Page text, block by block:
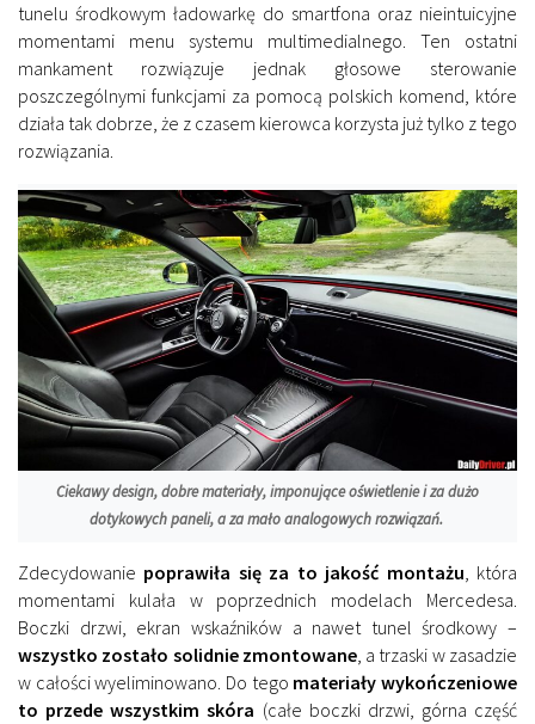
tunelu środkowym ładowarkę do smartfona oraz nieintuicyjne
momentami menu systemu multimedialnego. Ten ostatni
mankament rozwiązuje jednak głosowe sterowanie
poszczególnymi funkcjami za pomocą polskich komend, które
działa tak dobrze, że z czasem kierowca korzysta już tylko z tego
rozwiązania.
Ciekawy design, dobre materiały, imponujące oświetlenie i za dużo
dotykowych paneli, a za mało analogowych rozwiązań.
Zdecydowanie poprawiła się za to jakość montażu, która
momentami kulała w poprzednich modelach Mercedesa.
Boczki drzwi, ekran wskaźników a nawet tunel środkowy –
wszystko zostało solidnie zmontowane, a trzaski w zasadzie
w całości wyeliminowano. Do tego materiały wykończeniowe
to przede wszystkim skóra (całe boczki drzwi, górna część